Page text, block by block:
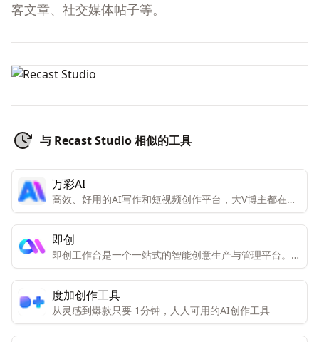
客文章、社交媒体帖子等。
与 Recast Studio 相似的工具
万彩AI
高效、好用的AI写作和短视频创作平台，大V博主都在
用。一键生成令人拍案叫绝的原创内容，大幅提高你的工
作效率
即创
即创工作台是一个一站式的智能创意生产与管理平台。它
集成了视频创作、图文创作、直播创作等多种创意工具,
可以通过AI的力量大大提高创作效率。
度加创作工具
从灵感到爆款只要 1分钟，人人可用的AI创作工具